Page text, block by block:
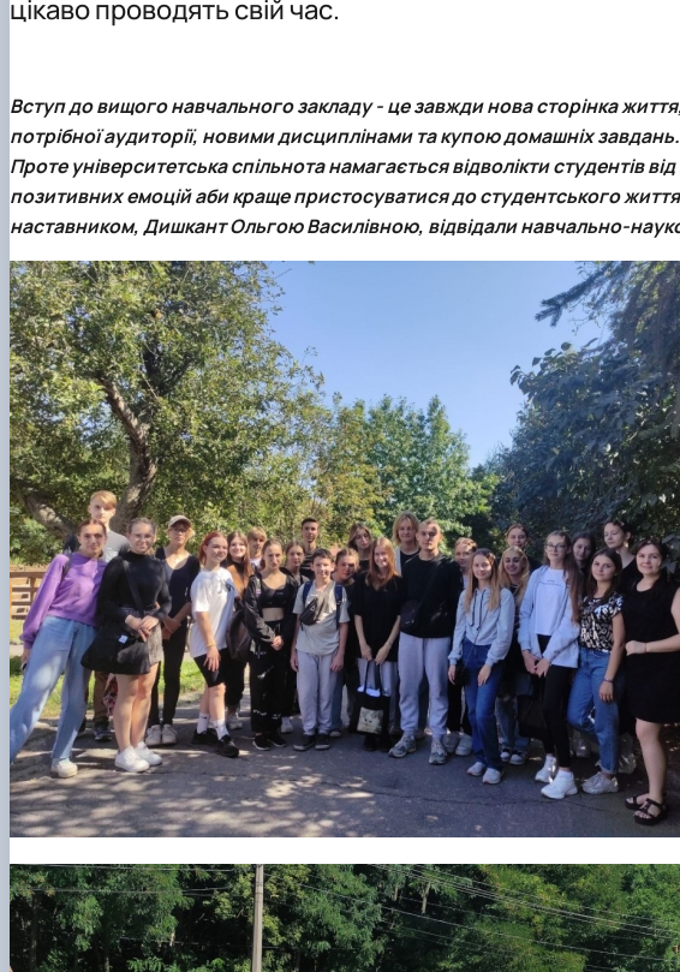
Навчально-методична робота
Навчальні лабораторії
Ветеринарна мікробіологія
Паразитологія та тропічна ветеринарія
Санітарна і харчова мікробіологія
Сільськогосподарська мікробіологія
цікаво проводять свій час.
Вступ до вищого навчального закладу - це завжди нова сторінка
потрібної аудиторії, новими дисциплінами та купою домашніх завдань.
Проте університетська спільнота намагається відволікти студентів
позитивних емоцій аби краще пристосуватися до студентського
наставником,Дишкант Ольгою Василівною, відвідали навчально-